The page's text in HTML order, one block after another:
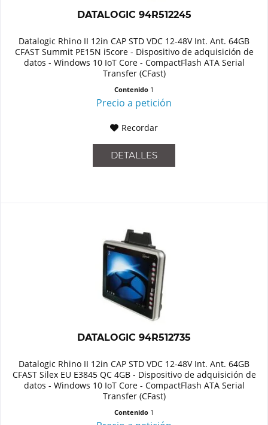
DATALOGIC 94R512245
Datalogic Rhino II 12in CAP STD VDC 12-48V Int. Ant. 64GB
CFAST Summit PE15N i5core - Dispositivo de adquisición de
datos - Windows 10 IoT Core - CompactFlash ATA Serial
Transfer (CFast)
Contenido 1
Precio a petición
Recordar
DETALLES
DATALOGIC 94R512735
Datalogic Rhino II 12in CAP STD VDC 12-48V Int. Ant. 64GB
CFAST Silex EU E3845 QC 4GB - Dispositivo de adquisición de
datos - Windows 10 IoT Core - CompactFlash ATA Serial
Transfer (CFast)
Contenido 1